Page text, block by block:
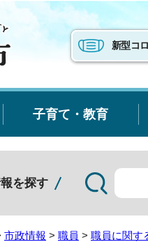
新型コ
子育て・教育
を探す
市政情報 > 職員 > 職員に関す